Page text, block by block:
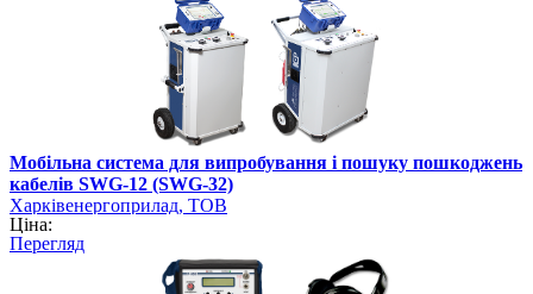
Мобільна система для випробування і пошуку пошкоджень
кабелів SWG-12 (SWG-32)
Харківенергоприлад, ТОВ
Ціна:
Перегляд